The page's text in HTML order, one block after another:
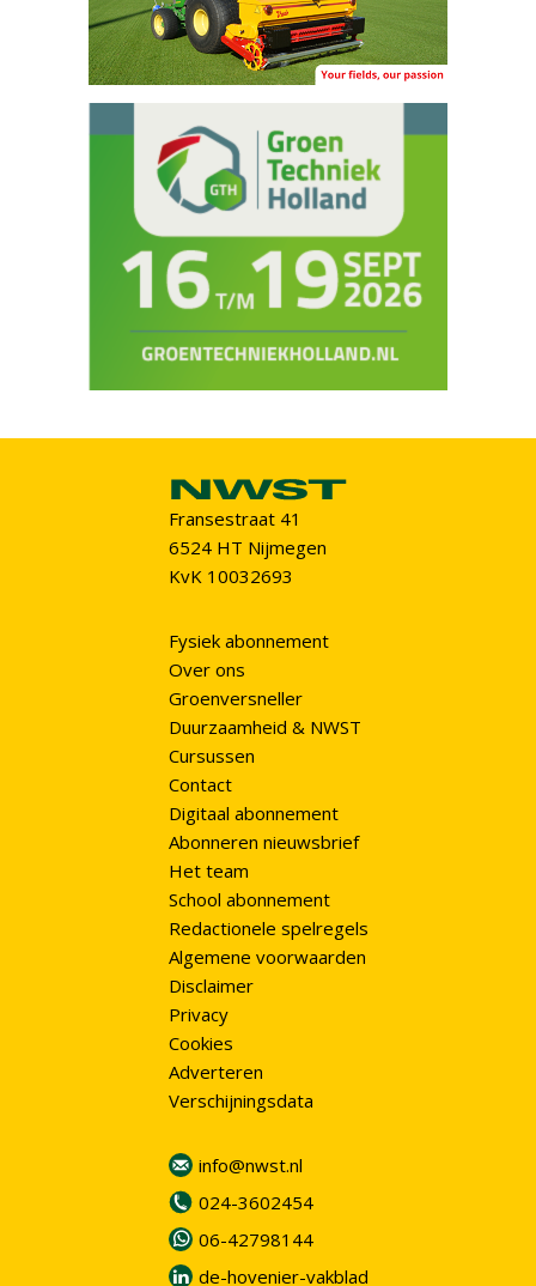
Fransestraat 41
6524 HT Nijmegen
KvK 10032693
Fysiek abonnement
Over ons
Groenversneller
Duurzaamheid & NWST
Cursussen
Contact
Digitaal abonnement
Abonneren nieuwsbrief
Het team
School abonnement
Redactionele spelregels
Algemene voorwaarden
Disclaimer
Privacy
Cookies
Adverteren
Verschijningsdata
info@nwst.nl
024-3602454
06-42798144
de-hovenier-vakblad